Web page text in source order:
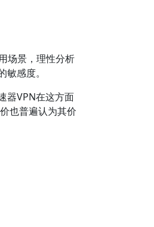
场景，理性分析
感度。
器VPN在这方面
也普遍认为其价